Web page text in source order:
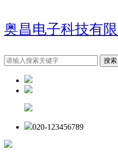
奥昌电子科技有
020-123456789